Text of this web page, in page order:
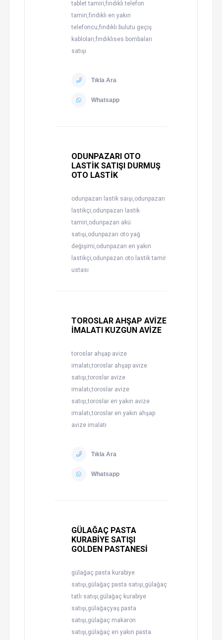
tablet tamiri,fındıklı telefon
tamiri,fındıklı en yakın
telefoncu,fındıklı bulutu geçiş
kabloları,fındıklıses bombaları
satışı
Tıkla Ara
Whatsapp
ODUNPAZARI OTO
LASTİK SATIŞI DURMUŞ
OTO LASTİK
odunpazarı lastik saışı,odunpazarı
lastikçi,odunpazarı lastik
tamiri,odunpazarı akü
satışı,odunpazarı oto yağ
değişimi,odunpazarı en yakın
lastikçi,odunpazarı oto lastik tamir
ustası
TOROSLAR AHŞAP AVİZE
İMALATI KUZGUN AVİZE
toroslar ahşap avize
imalatı,toroslar ahşap avize
satışı,toroslar avize
imalatı,toroslar avize
satışı,toroslar en yakın avize
imalatı,toroslar en yakın ahşap
avize imalatı
Tıkla Ara
Whatsapp
GÜLAĞAÇ PASTA
KURABİYE SATIŞI
GOLDEN PASTANESİ
gülağaç pasta kurabiye
satışı,gülağaç pasta satışı,gülağaç
tatlı satışı,gülağaç kurabiye
satışı,gülağaçyaş pasta
satışı,gülağaç makaron
satışı,gülağaç en yakın pasta